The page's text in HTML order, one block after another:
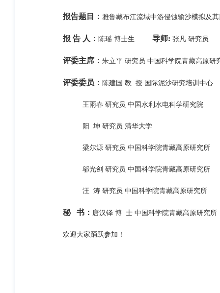
报告题目： 雅鲁藏布江流域中游侵蚀输沙模拟及
报 告 人： 陈瑶 博士生 导师: 张凡 研究员
评委主席： 朱立平 研究员 中国科学院青藏高原研
评委委员： 陈建国 教 授 国际泥沙研究培训中心
王雨春 研究员 中国水利水电科学研究院
阳 坤 研究员 清华大学
梁尔源 研究员 中国科学院青藏高原研究所
邬光剑 研究员 中国科学院青藏高原研究所
汪 涛 研究员 中国科学院青藏高原研究所
秘 书： 唐汉铎 博 士 中国科学院青藏高原研究所
欢迎大家踊跃参加！